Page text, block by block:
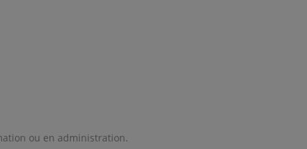
ou en administration.